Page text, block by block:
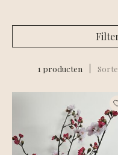
1 producten